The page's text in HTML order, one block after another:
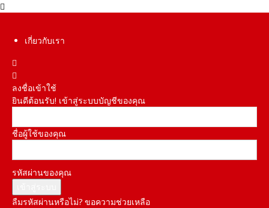
เกี่ยวกับเรา
ลงชื่อเข้าใช้
ยินดีต้อนรับ! เข้าสู่ระบบบัญชีของคุณ
ชื่อผู้ใช้ของคุณ
รหัสผ่านของคุณ
ลืมรหัสผ่านหรือไม่? ขอความช่วยเหลือ